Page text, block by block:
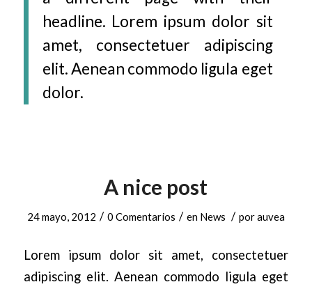
headline. Lorem ipsum dolor sit
amet, consectetuer adipiscing
elit. Aenean commodo ligula eget
dolor.
A nice post
24 mayo, 2012 / 0 Comentarios / en News / porauvea
Lorem ipsum dolor sit amet, consectetuer
adipiscing elit. Aenean commodo ligula eget